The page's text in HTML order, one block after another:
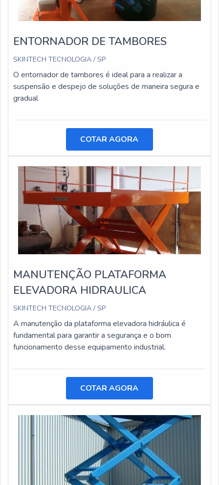
ENTORNADOR DE TAMBORES
SKINTECH TECNOLOGIA / SP
O entornador de tambores é ideal para a realizar a
suspensão e despejo de soluções de maneira segura e
gradual
COTAR AGORA
MANUTENÇÃO PLATAFORMA
ELEVADORA HIDRAULICA
SKINTECH TECNOLOGIA / SP
A manutenção da plataforma elevadora hidráulica é
fundamental para garantir a segurança e o bom
funcionamento desse equipamento industrial.
COTAR AGORA